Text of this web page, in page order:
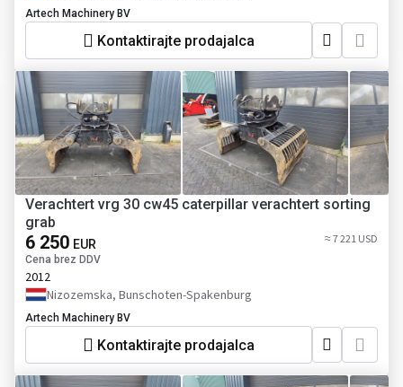
Artech Machinery BV
Kontaktirajte prodajalca
Verachtert vrg 30 cw45 caterpillar verachtert sorting
grab
6 250 EUR
Cena brez DDV
≈ 7 221 USD
2012
Nizozemska, Bunschoten-Spakenburg
Artech Machinery BV
Kontaktirajte prodajalca